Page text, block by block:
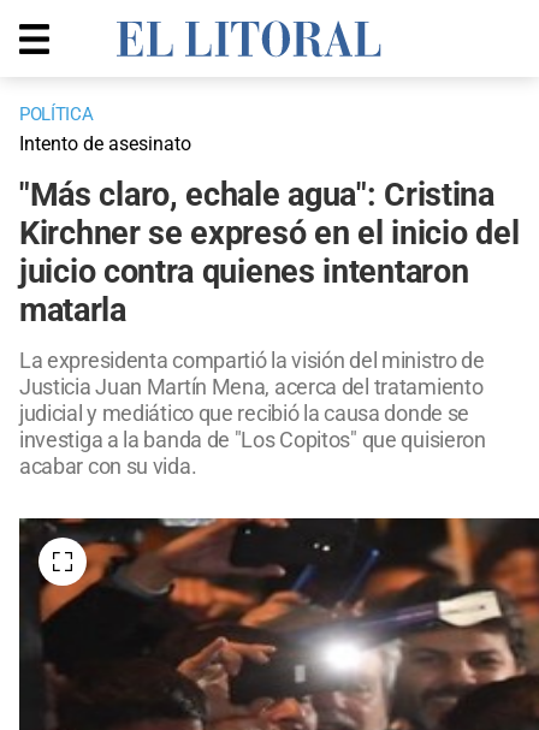
POLÍTICA
Intento de asesinato
"Más claro, echale agua": Cristina
Kirchner se expresó en el inicio del
juicio contra quienes intentaron
matarla
La expresidenta compartió la visión del ministro de
Justicia Juan Martín Mena, acerca del tratamiento
judicial y mediático que recibió la causa donde se
investiga a la banda de "Los Copitos" que quisieron
acabar con su vida.